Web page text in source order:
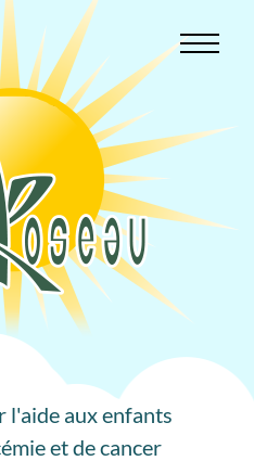
l'aide aux enfants
et de cancer